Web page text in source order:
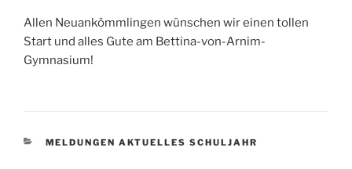
Allen Neuankömmlingen wünschen wir einen tollen
Start und alles Gute am Bettina-von-Arnim-
Gymnasium!
KATEGORIEN
MELDUNGEN AKTUELLES SCHULJAHR